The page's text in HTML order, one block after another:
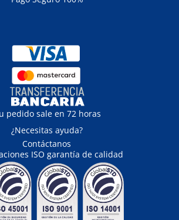
pedido sale en 72 horas
¿Necesitas ayuda?
Contáctanos
ISO garantía de calidad